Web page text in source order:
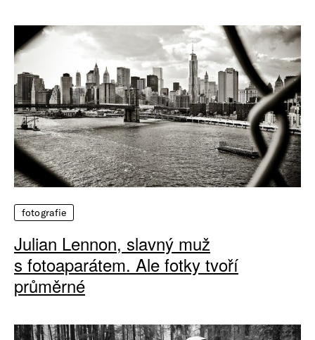
fotografie
Julian Lennon, slavný muž
s fotoaparátem. Ale fotky tvoří
průměrné